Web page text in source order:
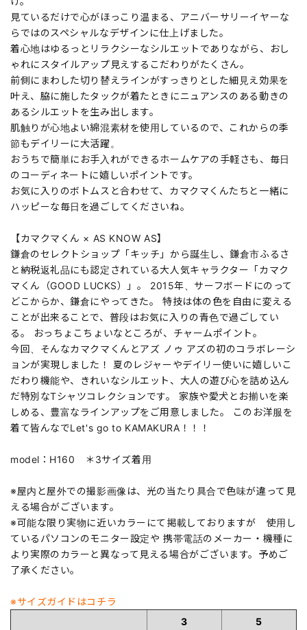
見ているだけで心がほっこり温まる、アニバーサリーイヤーな
らではのスペシャルなデザインに仕上げました。
着心地はゆるっとリラクシーなシルエットでありながら、おし
ゃれにスタイルアップ見えするこだわりがたくさん。
前側にまわした切り替えラインがすっきりとした細見え効果を
叶え、脇に施したタックが着たときにニュアンスのある動きの
あるシルエットを生み出します。
肌触りが心地よい綿混素材を使用しているので、これからの季
節もデイリーに大活躍。
おうちで簡単にお手入れができるホームケアの手軽さも、毎日
のコーディネートに嬉しいポイントです。
お気に入りのボトムスと合わせて、カマクマくんたちと一緒に
ハッピーな毎日を過ごしてくださいね。
【カマクマくん × AS KNOW AS】
鎌倉のセレクトショップ「キッチ」から誕生し、鎌倉市ふるさ
と納税返礼品にも認定されている大人気キャラクター「カマク
マくん（GOOD LUCKS）」。 2015年、サーフボードにのって
どこからか、鎌倉にやってきた。 特技は体の色を自由に変える
ことが出来ることで、普段はお気に入りの青色で過ごしてい
る。 おっちょこちょいなところが、チャームポイント。
今回、そんなカマクマくんとアズ ノゥ アズの初のコラボレーシ
ョンが実現しました！ 夏のレジャーやデイリー使いに嬉しいこ
だわり機能や、きれいなシルエット、大人の遊び心を詰め込ん
だ特別なTシャツコレクションです。 家族や愛犬とお揃いを楽
しめる、豊富なラインアップをご用意しました。 このお洋服を
着て皆んなでLet's go to KAMAKURA！！！
model：H160 ＊3サイズ着用
※屋内と屋外での撮影画像は、光の当たり具合で色味が違って見
える場合がございます。
※可能な限り実物に近いカラーにて掲載しておりますが 使用し
ているパソコンのモニター設定や 携帯電話のメーカー・機種に
より実際のカラーと異なって見える場合がございます。予めご
了承ください。
※サイズガイドはコチラ
3
5